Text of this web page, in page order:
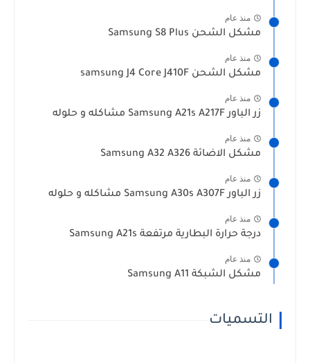
منذ عام
مشكل الشحن Samsung S8 Plus
منذ عام
مشكل الشحن samsung J4 Core J410F
منذ عام
زر الباور Samsung A21s A217F مشاكله و حلوله
منذ عام
مشكل الاضائة Samsung A32 A326
منذ عام
زر الباور Samsung A30s A307F مشاكله و حلوله
منذ عام
درجة حرارة البطارية مرتفعة Samsung A21s
منذ عام
مشكل الشبكة Samsung A11
التسميات